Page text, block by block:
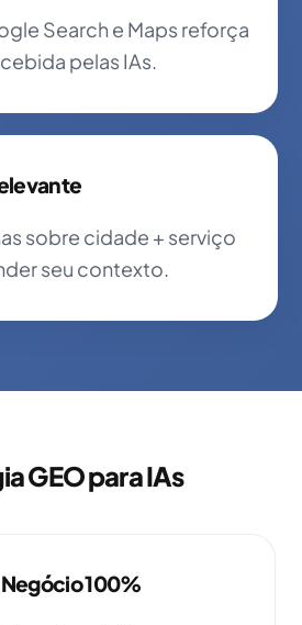
Search e Maps reforça
pelas IAs.
sobre cidade + serviço
seu contexto.
GEO para IAs
100%